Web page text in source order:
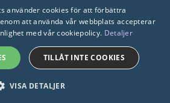
Made with ❤ by
FINNISH
ENGLISH
SWEDISH
använder cookies för att förbättra
att använda vår webbplats accepterar
med vår cookiepolicy. Detaljer
TILLÅT INTE COOKIES
VISA DETALJER